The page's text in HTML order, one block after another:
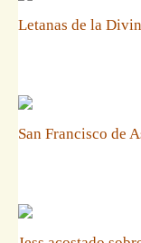
Letanas de la
San Francisco de